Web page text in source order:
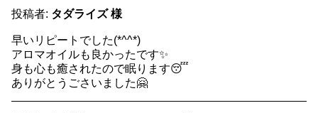
投稿者: タダライズ 様
早いリピートでした(*^^*)
アロマオイルも良かったです✨️
身も心も癒されたので眠ります😴
ありがとうごさいました🤗